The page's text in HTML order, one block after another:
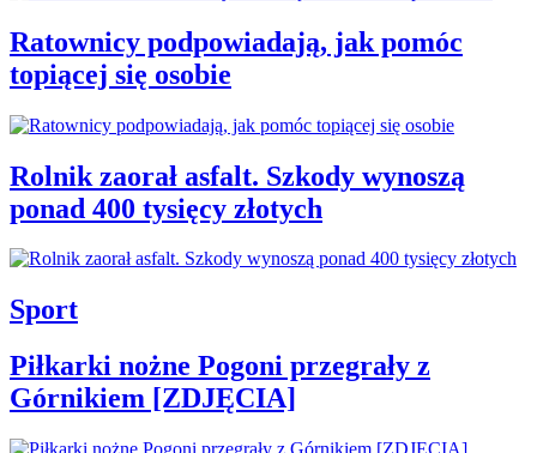
Ratownicy podpowiadają, jak pomóc
topiącej się osobie
Rolnik zaorał asfalt. Szkody wynoszą
ponad 400 tysięcy złotych
Sport
Piłkarki nożne Pogoni przegrały z
Górnikiem [ZDJĘCIA]